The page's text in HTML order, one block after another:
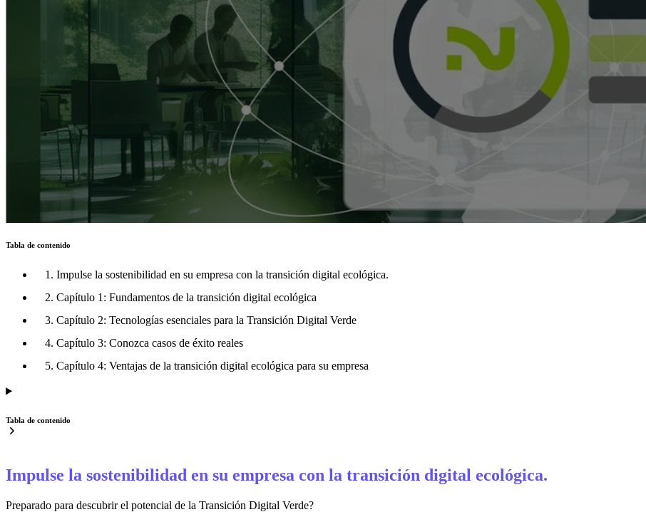
Tabla de contenido
1. Impulse la sostenibilidad en su empresa con la transición digital ecológica.
2. Capítulo 1: Fundamentos de la transición digital ecológica
3. Capítulo 2: Tecnologías esenciales para la Transición Digital Verde
4. Capítulo 3: Conozca casos de éxito reales
5. Capítulo 4: Ventajas de la transición digital ecológica para su empresa
Tabla de contenido
Impulse la sostenibilidad en su empresa con la transición digital ecológica.
Preparado para descubrir el potencial de la Transición Digital Verde?